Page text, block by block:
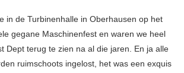
in de Turbinenhalle in Oberhausen op het
gegane Maschinenfest en waren we heel
Dept terug te zien na al die jaren. En ja alle
ruimschoots ingelost, het was een exquis